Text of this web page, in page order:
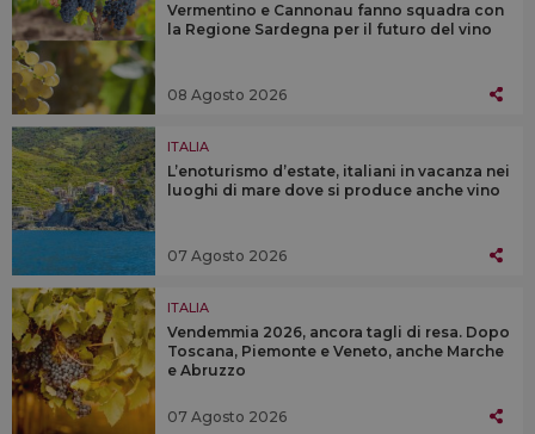
Vermentino e Cannonau fanno squadra con
la Regione Sardegna per il futuro del vino
08 Agosto 2026
ITALIA
L’enoturismo d’estate, italiani in vacanza nei
luoghi di mare dove si produce anche vino
07 Agosto 2026
ITALIA
Vendemmia 2026, ancora tagli di resa. Dopo
Toscana, Piemonte e Veneto, anche Marche
e Abruzzo
07 Agosto 2026